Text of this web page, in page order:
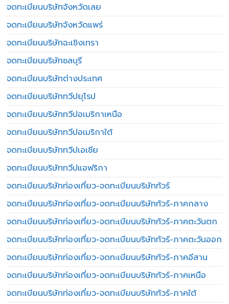
จดทะเบียนบริษัทจังหวัดเลย
จดทะเบียนบริษัทจังหวัดแพร่
จดทะเบียนบริษัทฉะเชิงเทรา
จดทะเบียนบริษัทชลบุรี
จดทะเบียนบริษัทต่างประเทศ
จดทะเบียนบริษัททวีปยุโรป
จดทะเบียนบริษัททวีปอเมริกาเหนือ
จดทะเบียนบริษัททวีปอเมริกาใต้
จดทะเบียนบริษัททวีปเอเชีย
จดทะเบียนบริษัททวีปแอฟริกา
จดทะเบียนบริษัทท่องเที่ยว-จดทะเบียนบริษัททัวร์
จดทะเบียนบริษัทท่องเที่ยว-จดทะเบียนบริษัททัวร์-ภาคกลาง
จดทะเบียนบริษัทท่องเที่ยว-จดทะเบียนบริษัททัวร์-ภาคตะวันตก
จดทะเบียนบริษัทท่องเที่ยว-จดทะเบียนบริษัททัวร์-ภาคตะวันออก
จดทะเบียนบริษัทท่องเที่ยว-จดทะเบียนบริษัททัวร์-ภาคอีสาน
จดทะเบียนบริษัทท่องเที่ยว-จดทะเบียนบริษัททัวร์-ภาคเหนือ
จดทะเบียนบริษัทท่องเที่ยว-จดทะเบียนบริษัททัวร์-ภาคใต้